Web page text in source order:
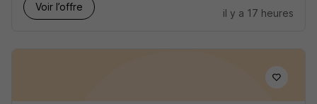
Voir l’offre
il y a 17 heures